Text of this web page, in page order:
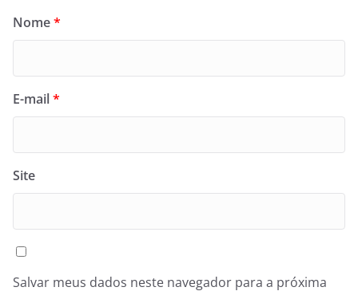
Nome*
E-mail*
Site
Salvar meus dados neste navegador para a próxima